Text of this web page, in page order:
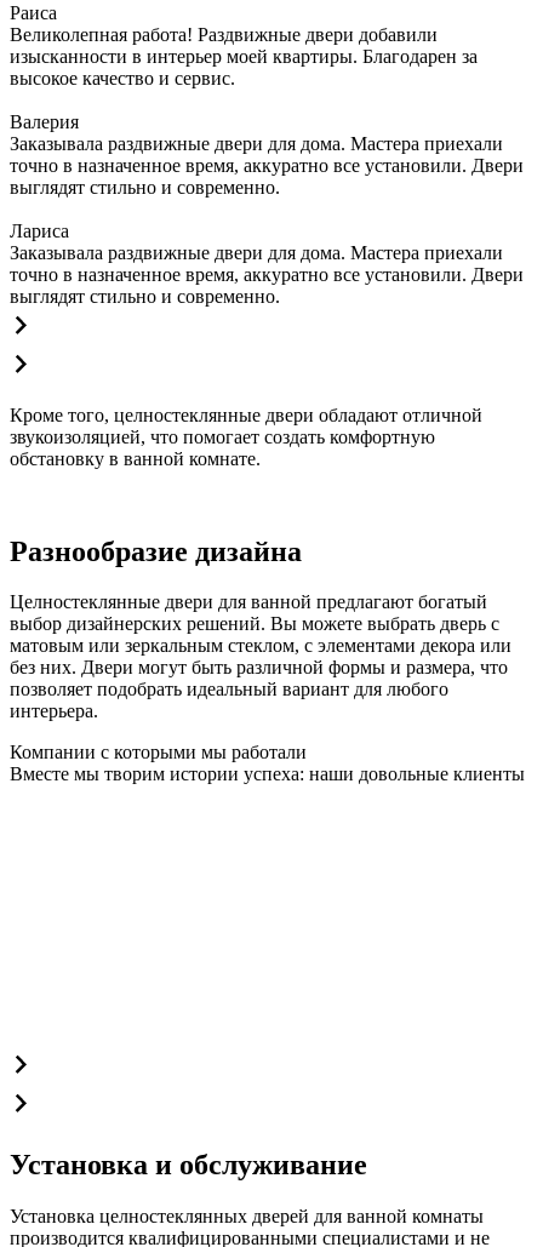
Раиса
Великолепная работа! Раздвижные двери добавили
изысканности в интерьер моей квартиры. Благодарен за
высокое качество и сервис.
Валерия
Заказывала раздвижные двери для дома. Мастера приехали
точно в назначенное время, аккуратно все установили. Двери
выглядят стильно и современно.
Лариса
Заказывала раздвижные двери для дома. Мастера приехали
точно в назначенное время, аккуратно все установили. Двери
выглядят стильно и современно.
Кроме того, целностеклянные двери обладают отличной
звукоизоляцией, что помогает создать комфортную
обстановку в ванной комнате.
Разнообразие дизайна
Целностеклянные двери для ванной предлагают богатый
выбор дизайнерских решений. Вы можете выбрать дверь с
матовым или зеркальным стеклом, с элементами декора или
без них. Двери могут быть различной формы и размера, что
позволяет подобрать идеальный вариант для любого
интерьера.
Компании с которыми мы работали
Вместе мы творим истории успеха: наши довольные клиенты
Установка и обслуживание
Установка целностеклянных дверей для ванной комнаты
производится квалифицированными специалистами и не